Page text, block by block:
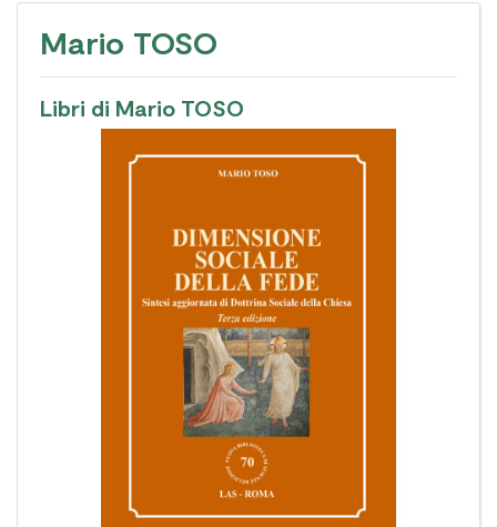
Mario TOSO
Libri di Mario TOSO